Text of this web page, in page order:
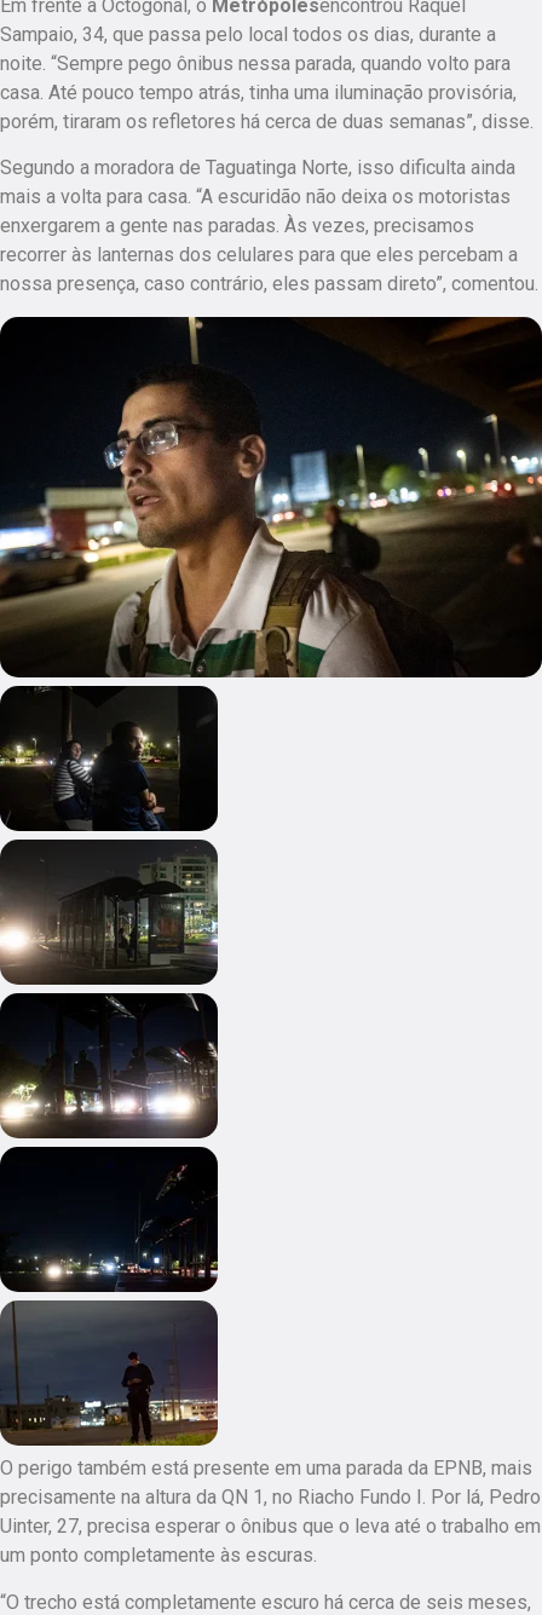
Em frente à Octogonal, o Metrópolesencontrou Raquel
Sampaio, 34, que passa pelo local todos os dias, durante a
noite. “Sempre pego ônibus nessa parada, quando volto para
casa. Até pouco tempo atrás, tinha uma iluminação provisória,
porém, tiraram os refletores há cerca de duas semanas”, disse.
Segundo a moradora de Taguatinga Norte, isso dificulta ainda
mais a volta para casa. “A escuridão não deixa os motoristas
enxergarem a gente nas paradas. Às vezes, precisamos
recorrer às lanternas dos celulares para que eles percebam a
nossa presença, caso contrário, eles passam direto”, comentou.
O perigo também está presente em uma parada da EPNB, mais
precisamente na altura da QN 1, no Riacho Fundo I. Por lá, Pedro
Uinter, 27, precisa esperar o ônibus que o leva até o trabalho em
um ponto completamente às escuras.
“O trecho está completamente escuro há cerca de seis meses,